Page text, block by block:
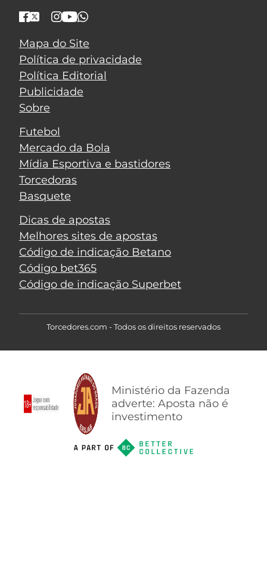
Mapa do Site
Política de privacidade
Política Editorial
Publicidade
Sobre
Futebol
Mercado da Bola
Mídia Esportiva e bastidores
Torcedoras
Basquete
Dicas de apostas
Melhores sites de apostas
Código de indicação Betano
Código bet365
Código de indicação Superbet
Torcedores.com - Todos os direitos reservados
Ministério da Fazenda
adverte: Aposta não é
investimento